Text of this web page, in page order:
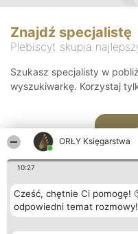
ORŁY Księgarstwa
10:27
Cześć, chętnie Ci pomogę!
odpowiedni temat
Znajdź specjalistę
Plebiscyt skupia
Szukasz specjalisty w
wyszukiwarkę. Korzystaj
Organizator plebiscytu